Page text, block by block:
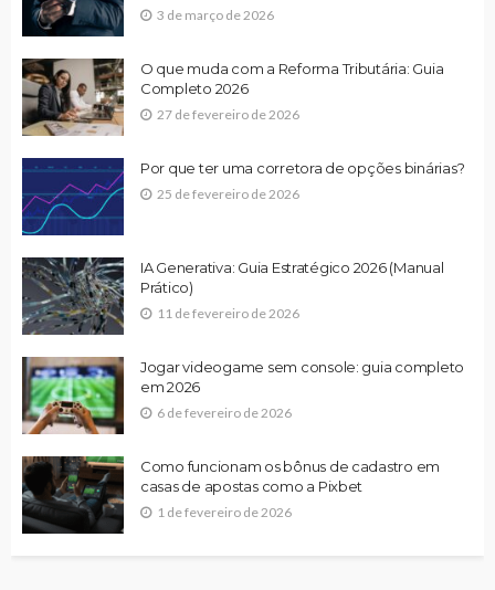
3 de março de 2026
O que muda com a Reforma Tributária: Guia
Completo 2026
27 de fevereiro de 2026
Por que ter uma corretora de opções binárias?
25 de fevereiro de 2026
IA Generativa: Guia Estratégico 2026 (Manual
Prático)
11 de fevereiro de 2026
Jogar videogame sem console: guia completo
em 2026
6 de fevereiro de 2026
Como funcionam os bônus de cadastro em
casas de apostas como a Pixbet
1 de fevereiro de 2026